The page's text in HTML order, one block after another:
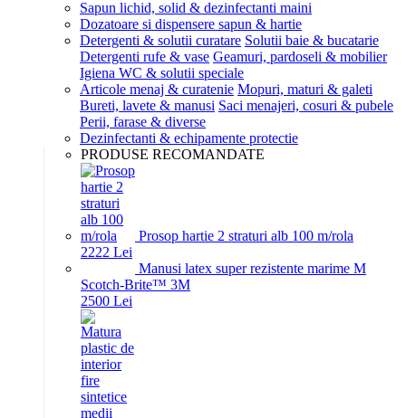
Sapun lichid, solid & dezinfectanti maini
Dozatoare si dispensere sapun & hartie
Detergenti & solutii curatare Solutii baie & bucatarie
Detergenti rufe & vase Geamuri, pardoseli & mobilier
Igiena WC & solutii speciale
Articole menaj & curatenie Mopuri, maturi & galeti
Bureti, lavete & manusi Saci menajeri, cosuri & pubele
Perii, farase & diverse
Dezinfectanti & echipamente protectie
PRODUSE RECOMANDATE
Prosop hartie 2 straturi alb 100 m/rola
2222 Lei
Manusi latex super rezistente marime M
Scotch-Brite™ 3M
2500 Lei